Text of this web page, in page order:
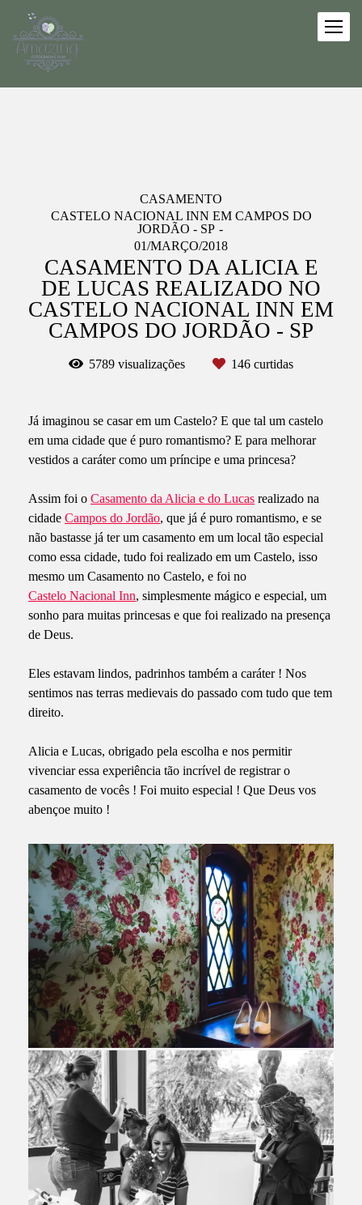
CASAMENTO
CASTELO NACIONAL INN EM CAMPOS DO
JORDÃO - SP
01/MARÇO/2018
CASAMENTO DA ALICIA E
DE LUCAS REALIZADO NO
CASTELO NACIONAL INN EM
CAMPOS DO JORDÃO - SP
5789 visualizações 146 curtidas
Já imaginou se casar em um Castelo? E que tal um castelo
em uma cidade que é puro romantismo? E para melhorar
vestidos a caráter como um príncipe e uma princesa?
Assim foi o Casamento da Alicia e do Lucas realizado na
cidade Campos do Jordão, que já é puro romantismo, e se
não bastasse já ter um casamento em um local tão especial
como essa cidade, tudo foi realizado em um Castelo, isso
mesmo um Casamento no Castelo, e foi no
Castelo Nacional Inn, simplesmente mágico e especial, um
sonho para muitas princesas e que foi realizado na presença
de Deus.
Eles estavam lindos, padrinhos também a caráter ! Nos
sentimos nas terras medievais do passado com tudo que tem
direito.
Alicia e Lucas, obrigado pela escolha e nos permitir
vivenciar essa experiência tão incrível de registrar o
casamento de vocês ! Foi muito especial ! Que Deus vos
abençoe muito !